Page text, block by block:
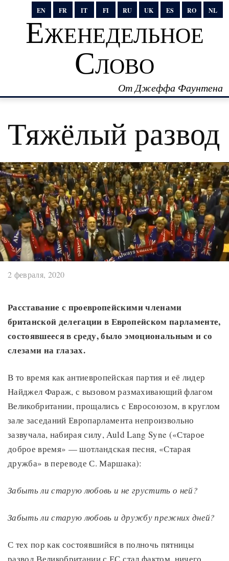
EN FR IT FI RU UK ES RO NL
Еженедельное
Слово
От Джеффа Фаунтена
Тяжёлый развод
2 февраля, 2020
Расставание с проевропейскими членами
британской делегации в Европейском парламенте,
состоявшееся в среду, было эмоциональным и со
слезами на глазах.
В то время как антиевропейская партия и её лидер
Найджел Фараж, с вызовом размахивающий флагом
Великобритании, прощались с Евросоюзом, в круглом
зале заседаний Европарламента непроизвольно
зазвучала, набирая силу, Auld Lang Syne («Старое
доброе время» — шотландская песня, «Старая
дружба» в переводе С. Маршака):
Забыть ли старую любовь и не грустить о ней?
Забыть ли старую любовь и дружбу прежних дней?
С тех пор как состоявшийся в полночь пятницы
развод Великобритании с ЕС стал фактом, ничего